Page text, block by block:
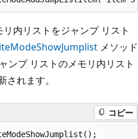
内リストをジャンプ リスト
メソッド
ンプ リストのメモリ内リスト
れます。
コピー